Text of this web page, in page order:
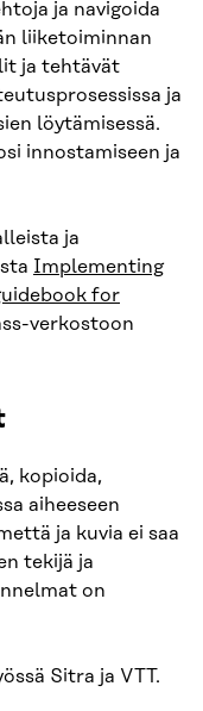
ja navigoida
liiketoiminnan
ja tehtävät
ja
löytämisessä.
innostamiseen ja
ja
Implementing
for
verkostoon
kopioida,
aiheeseen
ja kuvia ei saa
tekijä ja
on
Sitra ja VTT.